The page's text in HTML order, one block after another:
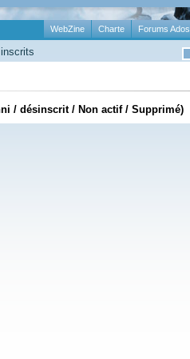
Forums Ados
Charte
WebZine
/ désinscrit / Non actif / Supprimé)